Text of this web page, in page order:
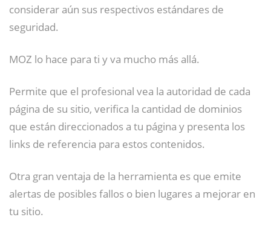
considerar aún sus respectivos estándares de
seguridad.
MOZ lo hace para ti y va mucho más allá.
Permite que el profesional vea la autoridad de cada
página de su sitio, verifica la cantidad de dominios
que están direccionados a tu página y presenta los
links de referencia para estos contenidos.
Otra gran ventaja de la herramienta es que emite
alertas de posibles fallos o bien lugares a mejorar en
tu sitio.